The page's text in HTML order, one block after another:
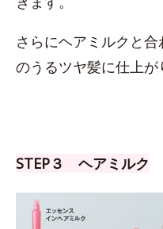
さらにヘアミルクと
のうるツヤ髪に仕上が
STEP３ ヘアミルク